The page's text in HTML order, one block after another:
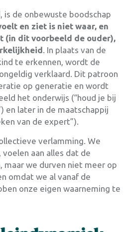
is de onbewuste boodschap
en ziet is niet waar, en
(in dit voorbeeld de ouder),
. In plaats van de
te erkennen, wordt de
verklaard. Dit patroon
op generatie en wordt
het onderwijs (“houd je bij
en later in de maatschappij
van de expert”).
verlamming. We
aan alles dat de
maar we durven niet meer op
omdat we al vanaf de
onze eigen waarneming te